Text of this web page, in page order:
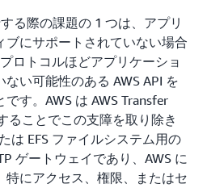
る際の課題の 1 つは、アプリ
ブにサポートされていない場合
ロトコルほどアプリケーショ
い可能性のある AWS API を
す。AWS は AWS Transfer
ることでこの支障を取り除き
は EFS ファイルシステム用の
ゲートウェイであり、AWS に
特にアクセス、権限、またはセ